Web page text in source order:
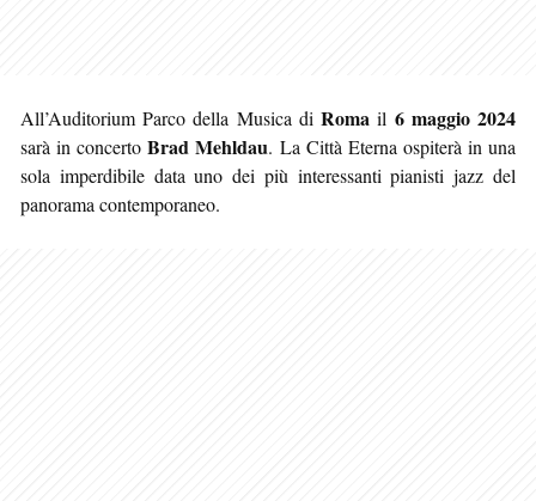
All’Auditorium Parco della Musica diRoma il 6 maggio 2024
sarà in concertoBrad Mehldau. La Città Eterna ospiterà in una
sola imperdibile data uno dei più interessanti pianisti jazz del
panorama contemporaneo.